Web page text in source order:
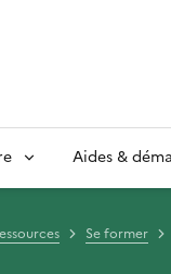
Aides &
Se former